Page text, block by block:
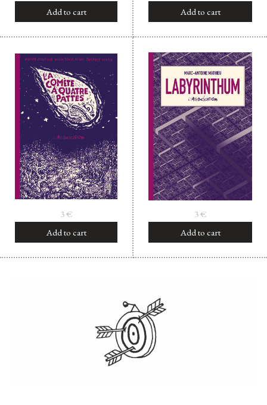
Add to cart
Add to cart
3€
Add to cart
3€
Add to cart